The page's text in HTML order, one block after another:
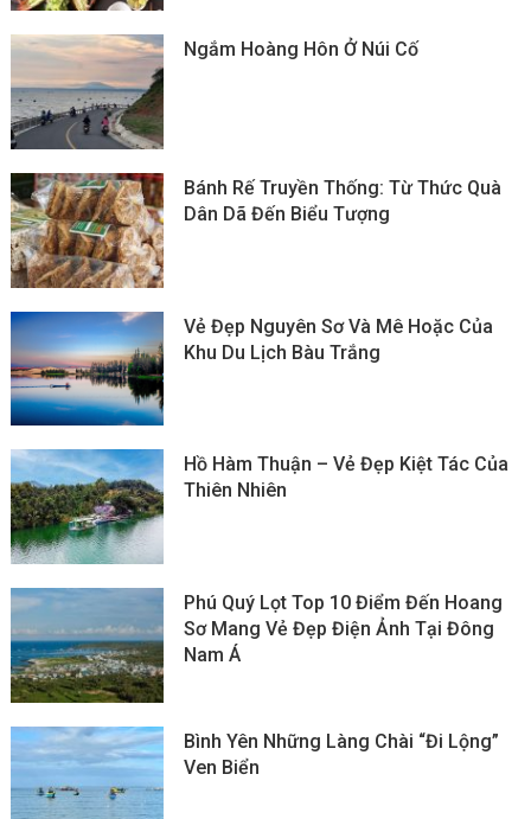
Ngắm Hoàng Hôn Ở Núi Cố
Bánh Rế Truyền Thống: Từ Thức Quà
Dân Dã Đến Biểu Tượng
Vẻ Đẹp Nguyên Sơ Và Mê Hoặc Của
Khu Du Lịch Bàu Trắng
Hồ Hàm Thuận – Vẻ Đẹp Kiệt Tác Của
Thiên Nhiên
Phú Quý Lọt Top 10 Điểm Đến Hoang
Sơ Mang Vẻ Đẹp Điện Ảnh Tại Đông
Nam Á
Bình Yên Những Làng Chài “đi Lộng”
Ven Biển